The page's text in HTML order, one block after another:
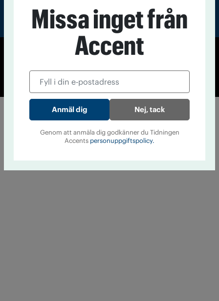
Cookiepolicy
Personuppgiftspolicy
Missa inget från
Accent
Nej, tack
Genom att anmäla dig godkänner du Tidningen
Accents personuppgiftspolicy.